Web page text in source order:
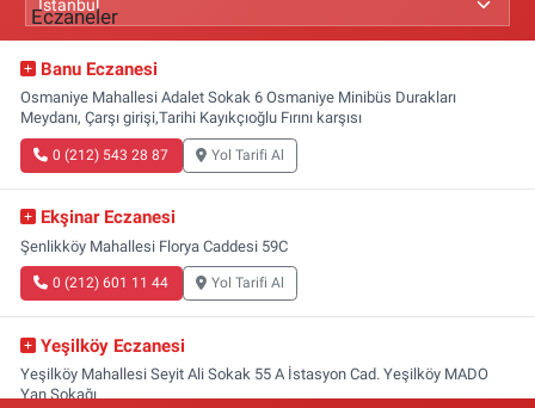
Banu Eczanesi
Osmaniye Mahallesi Adalet Sokak 6 Osmaniye Minibüs Durakları
Meydanı, Çarşı girişi,Tarihi Kayıkçıoğlu Fırını karşısı
0 (212) 543 28 87 Yol Tarifi Al
Ekşinar Eczanesi
Şenlikköy Mahallesi Florya Caddesi 59C
0 (212) 601 11 44 Yol Tarifi Al
Yeşilköy Eczanesi
Yeşilköy Mahallesi Seyit Ali Sokak 55 A İstasyon Cad. Yeşilköy MADO
Yan Sokağı